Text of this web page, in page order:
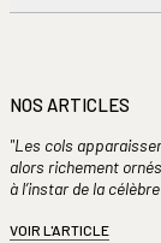
NOS ARTICLES
"Les cols
alors richement
à l’instar de la
VOIR L'ARTICLE